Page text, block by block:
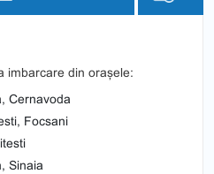
imbarcare din orașele:
Cernavoda
Focsani
Sinaia